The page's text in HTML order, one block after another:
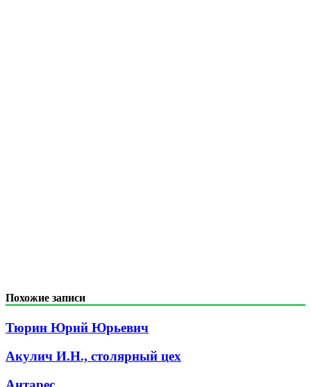
Похожие записи
Тюрин Юрий Юрьевич
Акулич И.Н., столярный цех